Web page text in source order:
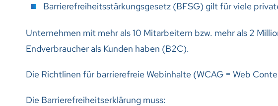
Barrierefreiheitsstärkungsgesetz (BFSG) gilt für viele
Unternehmen mit mehr als 10 Mitarbeitern bzw. mehr als 2
Endverbraucher als Kunden haben (B2C).
Die Richtlinen für barrierefreie Webinhalte (WCAG = Web
Die Barrierefreiheitserklärung muss: